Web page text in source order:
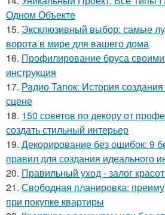
Одном Объекте
15. Эксклюзивный выбор: самые
ворота в мире для вашего дома
16. Профилирование бруса
инструкция
17. Радио Тапок: История
сцене
18. 150 советов по декору от
создать стильный интерьер
19. Декорирование без ошибок: 9
правил для создания идеального
20. Правильный уход - залог
21. Свободная планировка:
при покупке квартиры